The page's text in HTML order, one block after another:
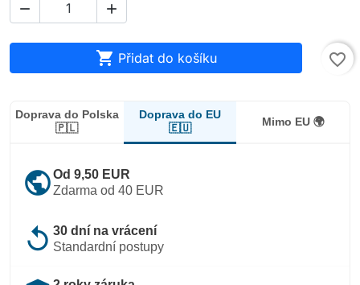
 
 Přidat do košíku favorite_border
Doprava do Polska
🇵🇱
Doprava do EU
🇪🇺
Mimo EU 🌍
publicOd 9,50 EUR
Zdarma od 40 EUR
replay 30 dní na vrácení
Standardní postupy